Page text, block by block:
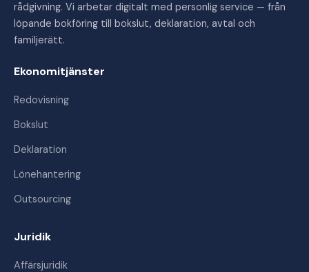
rådgivning. Vi arbetar digitalt med personlig service — från
löpande bokföring till bokslut, deklaration, avtal och
familjerätt.
Ekonomitjänster
Redovisning
Bokslut
Deklaration
Lönehantering
Outsourcing
Juridik
Affärsjuridik